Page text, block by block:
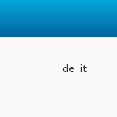
de it